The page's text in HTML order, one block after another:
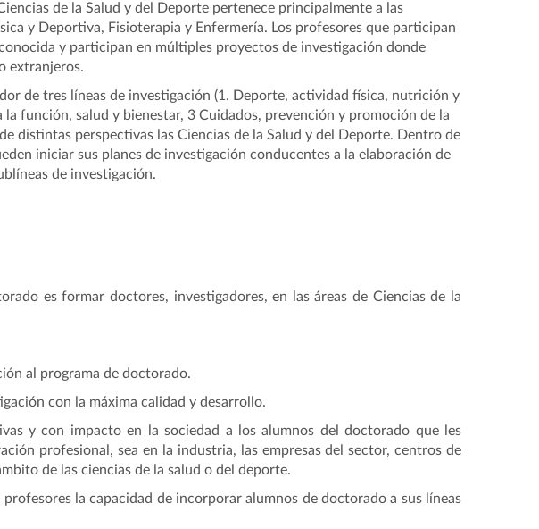
de la Salud y del Deporte pertenece principalmente a las
y Deportiva, Fisioterapia y Enfermería. Los profesores que participan
y participan en múltiples proyectos de investigación donde
extranjeros.
de tres líneas de investigación (1. Deporte, actividad física, nutrición y
la función, salud y bienestar, 3 Cuidados, prevención y promoción de la
distintas perspectivas las Ciencias de la Salud y del Deporte. Dentro de
iniciar sus planes de investigación conducentes a la elaboración de
de investigación.
es formar doctores, investigadores, en las áreas de Ciencias de la
al programa de doctorado.
con la máxima calidad y desarrollo.
y con impacto en la sociedad a los alumnos del doctorado que les
profesional, sea en la industria, las empresas del sector, centros de
de las ciencias de la salud o del deporte.
la capacidad de incorporar alumnos de doctorado a sus líneas